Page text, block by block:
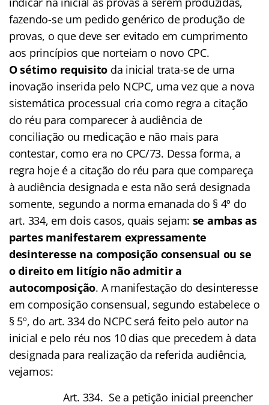
fazendo-se um pedido genérico de produção de
provas, o que deve ser evitado em cumprimento
aos princípios que norteiam o novo CPC.
O sétimo requisito da inicial trata-se de uma
inovação inserida pelo NCPC, uma vez que a nova
sistemática processual cria como regra a citação
do réu para comparecer à audiência de
conciliação ou medicação e não mais para
contestar, como era no CPC/73. Dessa forma, a
regra hoje é a citação do réu para que compareça
à audiência designada e esta não será designada
somente, segundo a norma emanada do § 4º do
art. 334, em dois casos, quais sejam: se ambas as
partes manifestarem expressamente
desinteresse na composição consensual ou se
o direito em litígio não admitir a
autocomposição. A manifestação do desinteresse
em composição consensual, segundo estabelece o
§ 5º, do art. 334 do NCPC será feito pelo autor na
inicial e pelo réu nos 10 dias que precedem à data
designada para realização da referida audiência,
vejamos:
Art. 334. Se a petição inicial preencher